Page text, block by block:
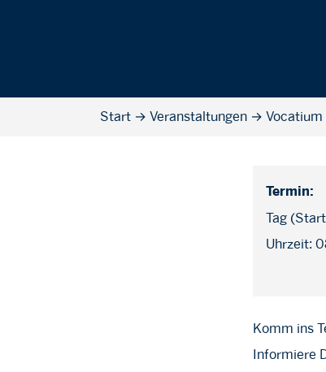
Start → Veranstaltungen → Vocatium
Termin:
Tag
Uhrzeit:
Komm ins
Informiere